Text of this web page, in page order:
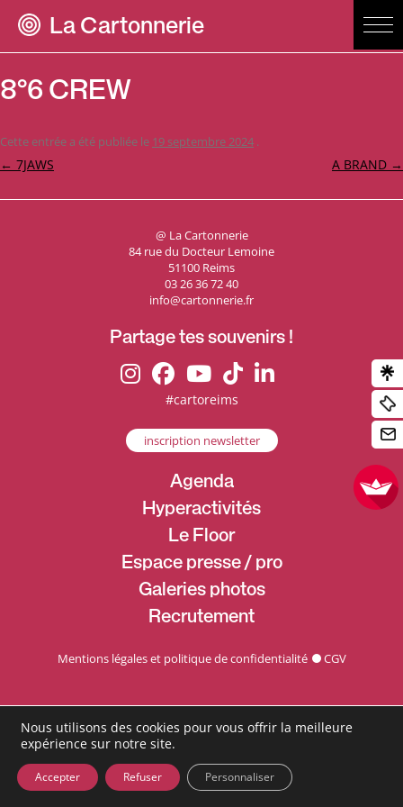
La Cartonnerie
8°6 CREW
Cette entrée a été publiée le 19 septembre 2024 .
Navigation
← 7JAWS A BRAND →
@ La Cartonnerie
84 rue du Docteur Lemoine
51100 Reims
03 26 36 72 40
info@cartonnerie.fr
Partage tes souvenirs !
#cartoreims
inscription newsletter
Agenda
Hyperactivités
Le Floor
Espace presse / pro
Galeries photos
Recrutement
Mentions légales et politique de confidentialité CGV
Nous utilisons des cookies pour vous offrir la meilleure
expérience sur notre site.
Accepter Refuser Personnaliser